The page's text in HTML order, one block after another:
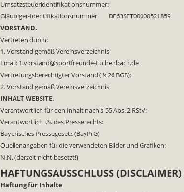
Umsatzsteueridentifikationsnummer:
Gläubiger-Identifikationsnummer DE63SFT00000521859
VORSTAND.
Vertreten durch:
1. Vorstand gemäß Vereinsverzeichnis
Email: 1.vorstand@sportfreunde-tuchenbach.de
Vertretungsberechtigter Vorstand ( § 26 BGB):
2. Vorstand gemäß Vereinsverzeichnis
INHALT WEBSITE.
Verantwortlich für den Inhalt nach § 55 Abs. 2 RStV:
Verantwortlich i.S. des Presserechts:
Bayerisches Pressegesetz (BayPrG)
Quellenangaben für die verwendeten Bilder und Grafiken:
N.N. (derzeit nicht besetzt!)
HAFTUNGSAUSSCHLUSS (DISCLAIMER)
Haftung für Inhalte